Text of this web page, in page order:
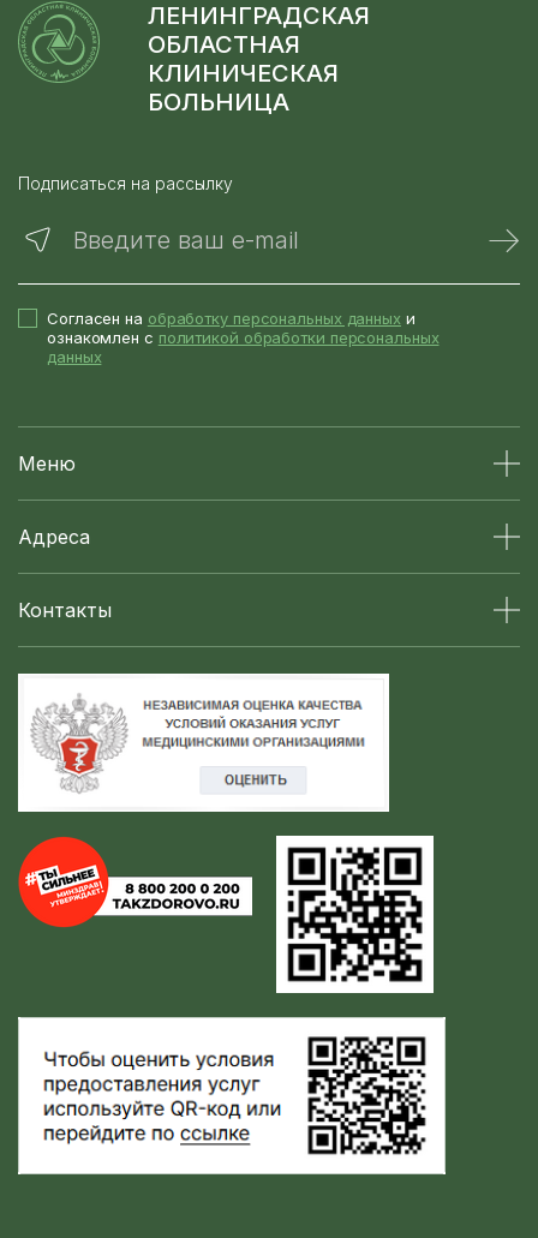
ЛЕНИНГРАДСКАЯ
ОБЛАСТНАЯ
КЛИНИЧЕСКАЯ
БОЛЬНИЦА
Подписаться на рассылку
Введите ваш e-mail
Согласен на обработку персональных данных и
ознакомлен с политикой обработки персональных
данных
Меню
Адреса
Контакты